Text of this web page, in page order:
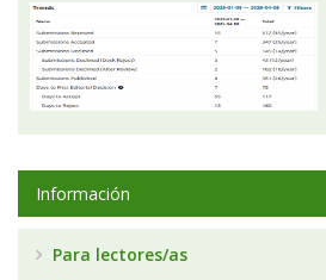
Información
Para lectores/as